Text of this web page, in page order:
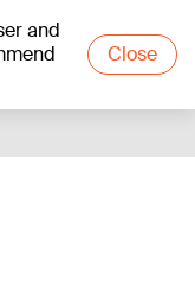
and
Close